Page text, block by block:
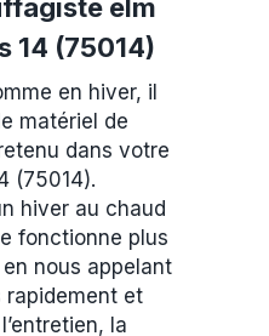
elm
14 (75014)
en hiver, il
matériel de
dans votre
(75014).
hiver au chaud
fonctionne plus
nous appelant
rapidement et
la